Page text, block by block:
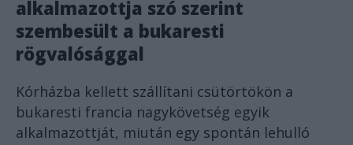
alkalmazottja szó szerint
szembesült a bukaresti
rögvalósággal
Kórházba kellett szállítani csütörtökön a
bukaresti francia nagykövetség egyik
alkalmazottját, miután egy spontán lehulló